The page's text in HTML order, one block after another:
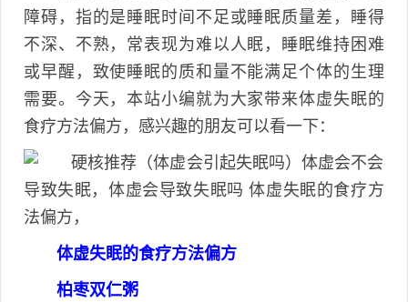
障碍，指的是睡眠时间不足或睡眠质量差，睡得
不深、不熟，常表现为难以人眠，睡眠维持困难
或早醒，致使睡眠的质和量不能满足个体的生理
需要。今天，本站小编就为大家带来体虚失眠的
食疗方法偏方，感兴趣的朋友可以看一下：
体虚失眠的食疗方法偏方
柏枣双仁粥